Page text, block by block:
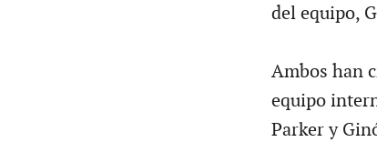
del equipo,
Ambos han
equipo
Parker y